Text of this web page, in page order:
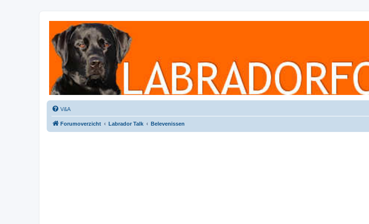
Labradorforum
Het gezelligste Labradorforum van Nederland en België!
V&A
Forumoverzicht Labrador Talk Belevenissen